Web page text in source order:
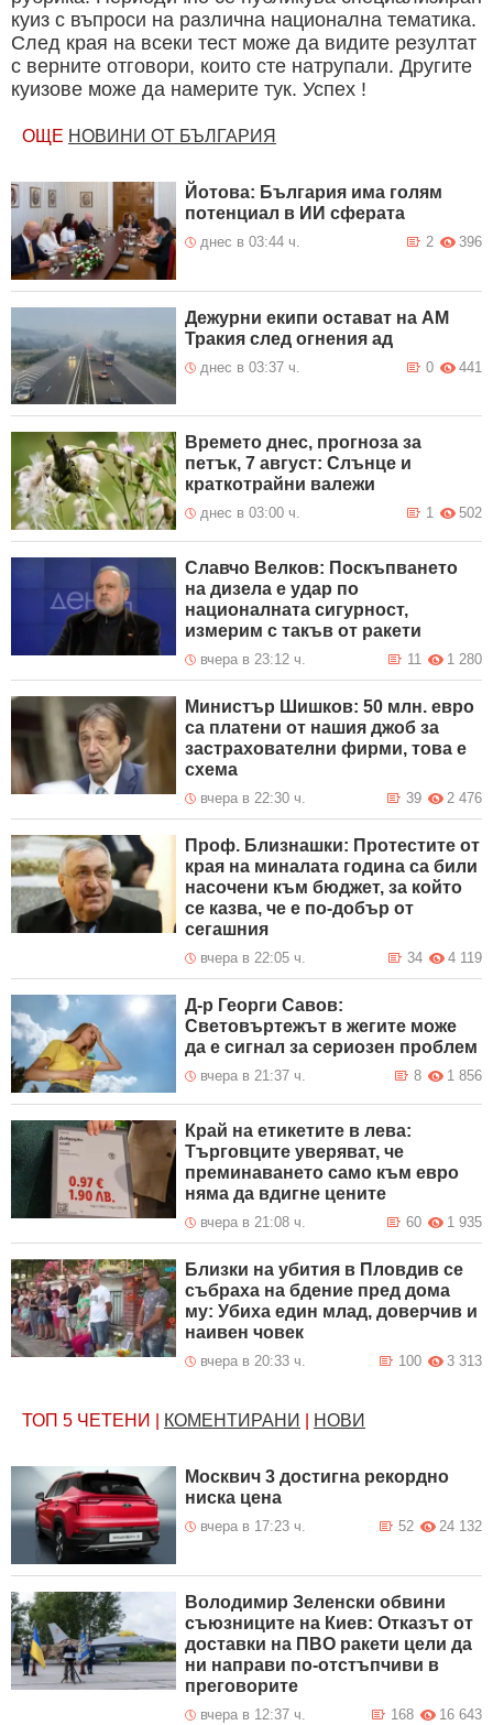
куиз с въпроси на различна национална тематика.
След края на всеки тест може да видите резултат
с верните отговори, които сте натрупали. Другите
куизове може да намерите тук. Успех !
ОЩЕ НОВИНИ ОТ БЪЛГАРИЯ
Йотова: България има голям
потенциал в ИИ сферата
днес в 03:44 ч. 396
2
Дежурни екипи остават на АМ
Тракия след огнения ад
днес в 03:37 ч. 441
0
Времето днес, прогноза за
петък, 7 август: Слънце и
краткотрайни валежи
днес в 03:00 ч. 502
1
Славчо Велков: Поскъпването
на дизела е удар по
националната сигурност,
измерим с такъв от ракети
вчера в 23:12 ч. 1 280
11
Министър Шишков: 50 млн. евро
са платени от нашия джоб за
застрахователни фирми, това е
схема
вчера в 22:30 ч. 2 476
39
Проф. Близнашки: Протестите от
края на миналата година са били
насочени към бюджет, за който
се казва, че е по-добър от
сегашния
вчера в 22:05 ч. 4 119
34
Д-р Георги Савов:
Световъртежът в жегите може
да е сигнал за сериозен проблем
вчера в 21:37 ч. 1 856
8
Край на етикетите в лева:
Търговците уверяват, че
преминаването само към евро
няма да вдигне цените
вчера в 21:08 ч. 1 935
60
Близки на убития в Пловдив се
събраха на бдение пред дома
му: Убиха един млад, доверчив и
наивен човек
вчера в 20:33 ч. 3 313
100
ТОП 5 ЧЕТЕНИ КОМЕНТИРАНИ НОВИ
Москвич 3 достигна рекордно
ниска цена
вчера в 17:23 ч. 24 132
52
Володимир Зеленски обвини
съюзниците на Киев: Отказът от
доставки на ПВО ракети цели да
ни направи по-отстъпчиви в
преговорите
вчера в 12:37 ч. 16 643
168